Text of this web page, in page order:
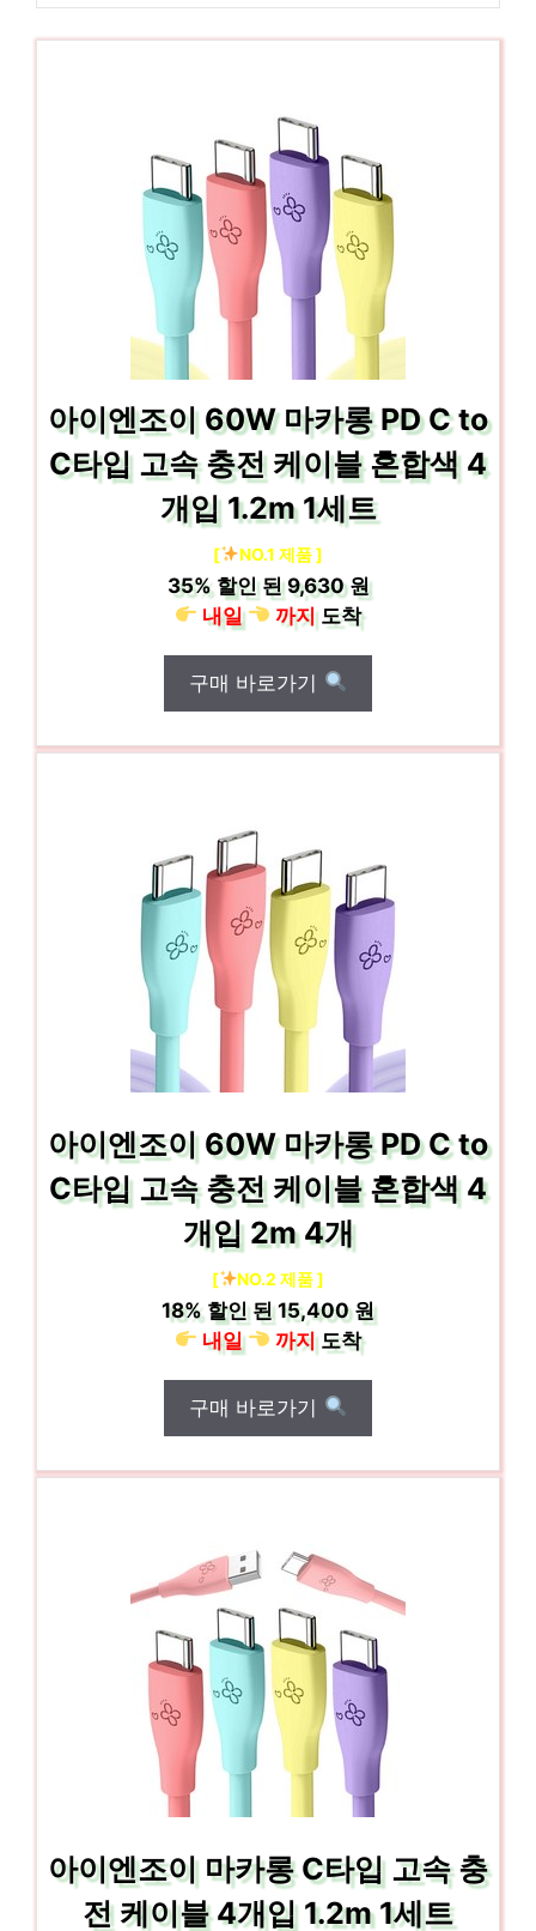
아이엔조이 60W 마카롱 PD C to
C타입 고속 충전 케이블 혼합색 4
개입 1.2m 1세트
[ NO.1 제품 ]
35%할인 된9,630 원
내일
까지도착
구매 바로가기
아이엔조이 60W 마카롱 PD C to
C타입 고속 충전 케이블 혼합색 4
개입 2m 4개
[ NO.2 제품 ]
18% 할인 된15,400 원
내일
까지도착
구매 바로가기
아이엔조이 마카롱 C타입 고속 충
전 케이블 4개입 1.2m 1세트